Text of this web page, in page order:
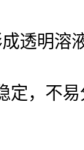
透明溶
定，不